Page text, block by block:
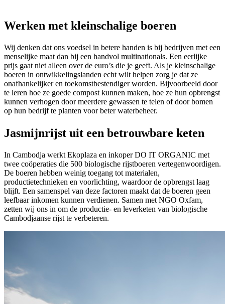
Werken met kleinschalige boeren
Wij denken dat ons voedsel in betere handen is bij bedrijven met een
menselijke maat dan bij een handvol multinationals. Een eerlijke
prijs gaat niet alleen over de euro’s die je geeft. Als je kleinschalige
boeren in ontwikkelingslanden echt wilt helpen zorg je dat ze
onafhankelijker en toekomstbestendiger worden. Bijvoorbeeld door
te leren hoe ze goede compost kunnen maken, hoe ze hun opbrengst
kunnen verhogen door meerdere gewassen te telen of door bomen
op hun bedrijf te planten voor beter waterbeheer.
Jasmijnrijst uit een betrouwbare keten
In Cambodja werkt Ekoplaza en inkoper DO IT ORGANIC met
twee coöperaties die 500 biologische rijstboeren vertegenwoordigen.
De boeren hebben weinig toegang tot materialen,
productietechnieken en voorlichting, waardoor de opbrengst laag
blijft. Een samenspel van deze factoren maakt dat de boeren geen
leefbaar inkomen kunnen verdienen. Samen met NGO Oxfam,
zetten wij ons in om de productie- en leverketen van biologische
Cambodjaanse rijst te verbeteren.